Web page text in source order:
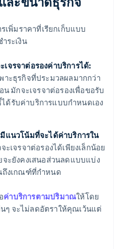
พิ่มราคาที่เรียกเก็บแบบ
ระเงิน
จรจาต่อรองค่าบริการได้:
ะธุรกิจที่ประมวลผลมากกว่า
มักจะเจรจาต่อรองเพื่อขอรับ
ด้รับค่าบริการแบบกำหนดเอง
แนวโน้มที่จะได้ค่าบริการใน
เจรจาต่อรองได้เพียงเล็กน้อย
จะยังคงเสนอส่วนลดแบบแบ่ง
ถึงเกณฑ์ที่กำหนด
ค่าบริการตามปริมาณให้โดย
ๆ จะไม่ลดอัตราให้คุณเว้นแต่